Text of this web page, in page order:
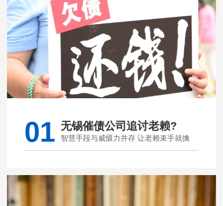
01 无锡催债公司追讨老赖?
智慧手段与威慑力并存 让老赖束手就擒